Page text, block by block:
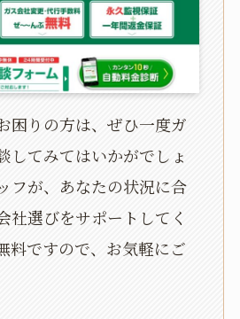
困りの方は、ぜひ一度ガ
してみてはいかがでしょ
フが、あなたの状況に合
社選びをサポートしてく
料ですので、お気軽にご